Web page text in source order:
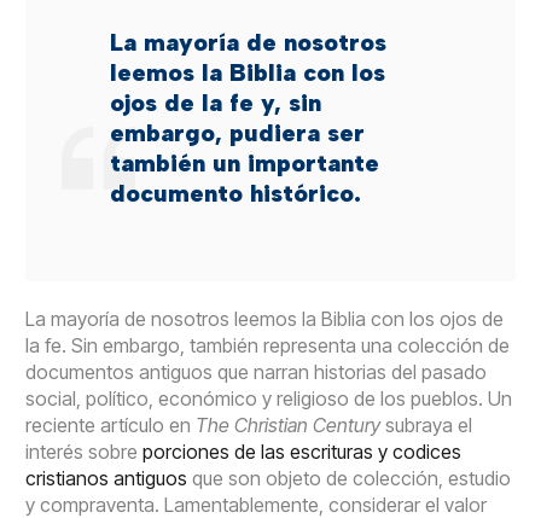
La mayoría de nosotros
leemos la Biblia con los
ojos de la fe y, sin
embargo, pudiera ser
también un importante
documento histórico.
La mayoría de nosotros leemos la Biblia con los ojos de
la fe. Sin embargo, también representa una colección de
documentos antiguos que narran historias del pasado
social, político, económico y religioso de los pueblos. Un
reciente artículo en The Christian Centurysubraya el
interés sobreporciones de las escrituras y codices
cristianos antiguos que son objeto de colección, estudio
y compraventa. Lamentablemente, considerar el valor